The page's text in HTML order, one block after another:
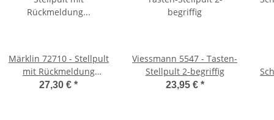
Märklin 72710 - Stellpult
mit Rückmeldung
(Weichen)
27,30 €*
Viessmann 5547 - Tasten-
Stellpult 2-begriffig
23,95 € *